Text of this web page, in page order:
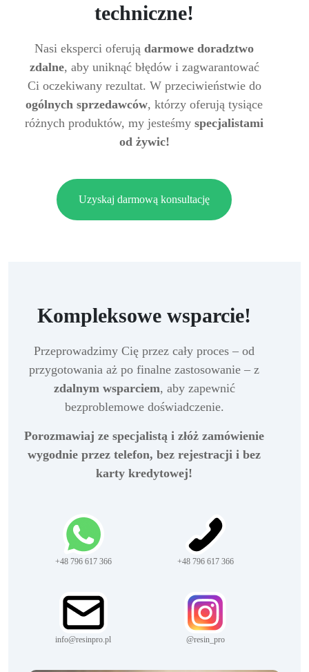
techniczne!
Nasi eksperci oferują darmowe doradztwo
zdalne, aby uniknąć błędów i zagwarantować
Ci oczekiwany rezultat. W przeciwieństwie do
ogólnych sprzedawców, którzy oferują tysiące
różnych produktów, my jesteśmy specjalistami
od żywic!
Uzyskaj darmową konsultację
Kompleksowe wsparcie!
Przeprowadzimy Cię przez cały proces – od
przygotowania aż po finalne zastosowanie – z
zdalnym wsparciem, aby zapewnić
bezproblemowe doświadczenie.
Porozmawiaj ze specjalistą i złóż zamówienie
wygodnie przez telefon, bez rejestracji i bez
karty kredytowej!
+48 796 617 366 +48 796 617 366
info@resinpro.pl @resin_pro